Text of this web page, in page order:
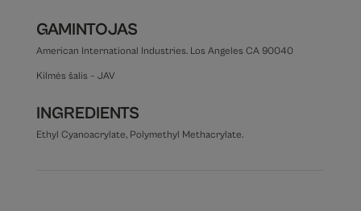
GAMINTOJAS
American International Industries. Los Angeles CA 90040
Kilmės šalis – JAV
INGREDIENTS
Ethyl Cyanoacrylate, Polymethyl Methacrylate.